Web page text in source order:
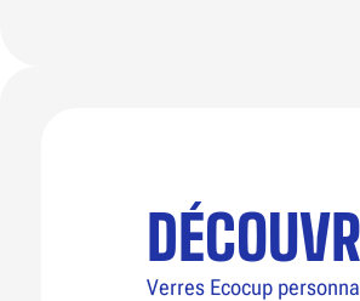
Verres Ecocup